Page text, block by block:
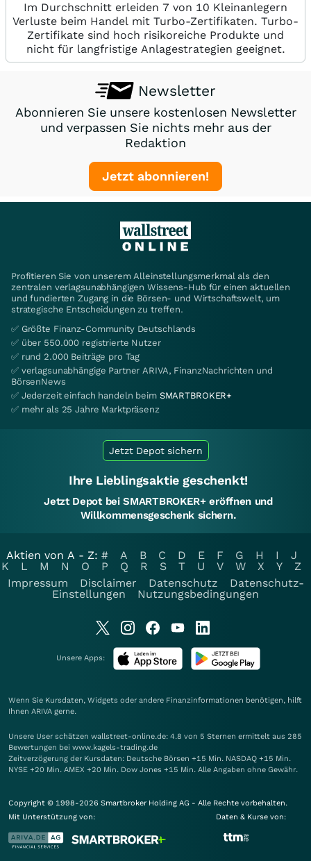
Im Durchschnitt erleiden 7 von 10 Kleinanlegern
Verluste beim Handel mit Turbo-Zertifikaten. Turbo-
Zertifikate sind hoch risikoreiche Produkte und
nicht für langfristige Anlagestrategien geeignet.
Newsletter
Abonnieren Sie unsere kostenlosen Newsletter
und verpassen Sie nichts mehr aus der
Redaktion
Jetzt abonnieren!
Profitieren Sie von unserem Alleinstellungsmerkmal als den
zentralen verlagsunabhängigen Wissens-Hub für einen aktuellen
und fundierten Zugang in die Börsen- und Wirtschaftswelt, um
strategische Entscheidungen zu treffen.
✅ Größte Finanz-Community Deutschlands
✅ über 550.000 registrierte Nutzer
✅ rund 2.000 Beiträge pro Tag
✅ verlagsunabhängige Partner ARIVA, FinanzNachrichten und
BörsenNews
✅ Jederzeit einfach handeln beim SMARTBROKER+
✅ mehr als 25 Jahre Marktpräsenz
Jetzt Depot sichern
Ihre Lieblingsaktie geschenkt!
Jetzt Depot bei SMARTBROKER+ eröffnen und
Willkommensgeschenk sichern.
Aktien von A - Z: # A B C D E F G H I
J
K
L M N O P Q R S T U V W X Y
Z
Impressum
Disclaimer Datenschutz
Datenschutz-
Einstellungen
Nutzungsbedingungen
Unsere Apps:
Wenn Sie Kursdaten, Widgets oder andere Finanzinformationen benötigen, hilft
Ihnen ARIVA gerne.
Unsere User schätzen wallstreet-online.de: 4.8 von 5 Sternen ermittelt aus 285
Bewertungen bei www.kagels-trading.de
Zeitverzögerung der Kursdaten: Deutsche Börsen +15 Min. NASDAQ +15 Min.
NYSE +20 Min. AMEX +20 Min. Dow Jones +15 Min. Alle Angaben ohne Gewähr.
Copyright © 1998-2026 Smartbroker Holding AG - Alle Rechte vorbehalten.
Mit Unterstützung von:
Daten & Kurse von: